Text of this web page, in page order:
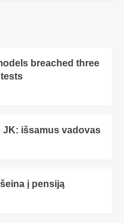
breached three
JK: išsamus vadovas
į pensiją